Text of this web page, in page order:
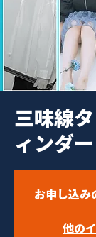
三味線
ィンダー
お申し込み
他の